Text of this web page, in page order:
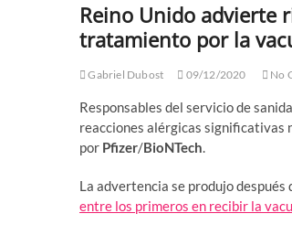
Reino Unido advierte
tratamiento por la
Gabriel Dubost 09/12/2020 No
Responsables del servicio de
reacciones alérgicas significativas
por Pfizer/BioNTech.
La advertencia se produjo después
entre los primeros en recibir la